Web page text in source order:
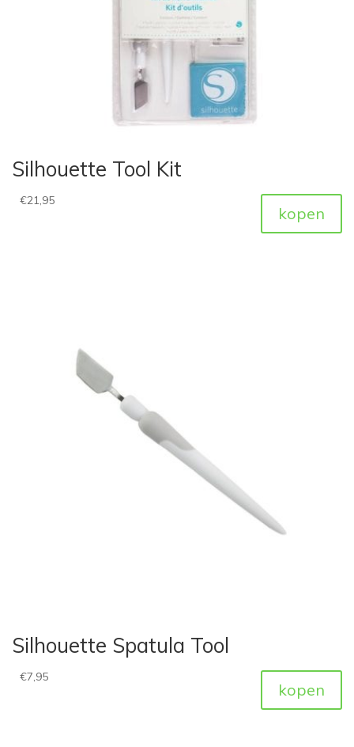
Silhouette Tool Kit
€21,95
kopen
Silhouette Spatula Tool
€7,95
kopen